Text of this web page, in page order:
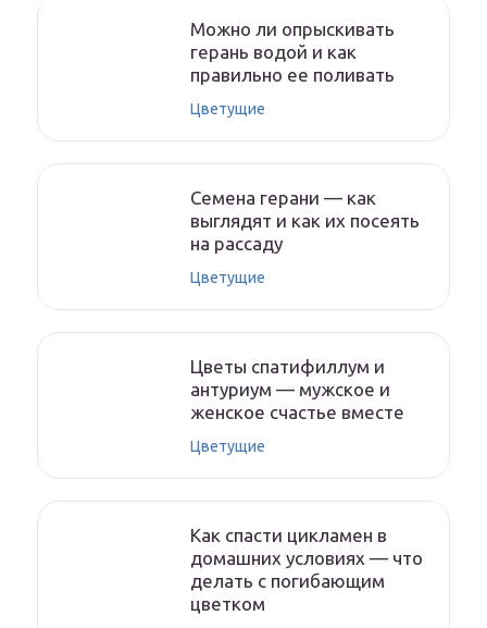
Можно ли опрыскивать
герань водой и как
правильно ее поливать
Цветущие
Семена герани — как
выглядят и как их посеять
на рассаду
Цветущие
Цветы спатифиллум и
антуриум — мужское и
женское счастье вместе
Цветущие
Как спасти цикламен в
домашних условиях — что
делать с погибающим
цветком